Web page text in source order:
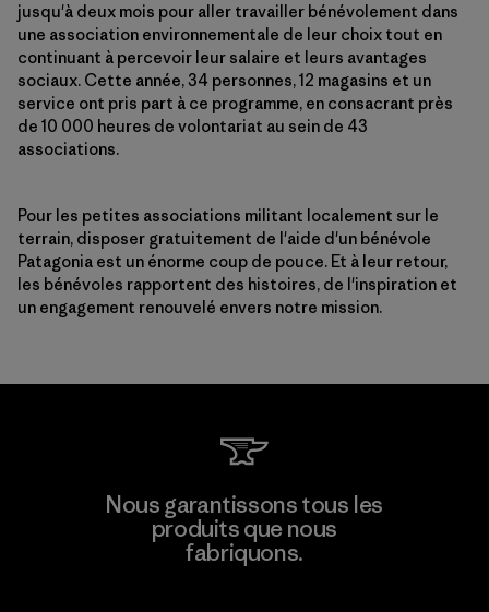
jusqu'à deux mois pour aller travailler bénévolement dans
une association environnementale de leur choix tout en
continuant à percevoir leur salaire et leurs avantages
sociaux. Cette année, 34 personnes, 12 magasins et un
service ont pris part à ce programme, en consacrant près
de 10 000 heures de volontariat au sein de 43
associations.
Pour les petites associations militant localement sur le
terrain, disposer gratuitement de l'aide d'un bénévole
Patagonia est un énorme coup de pouce. Et à leur retour,
les bénévoles rapportent des histoires, de l'inspiration et
un engagement renouvelé envers notre mission.
Nous garantissons tous les
produits que nous
fabriquons.